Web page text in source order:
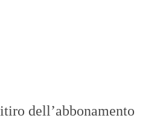
dell’abbonamento